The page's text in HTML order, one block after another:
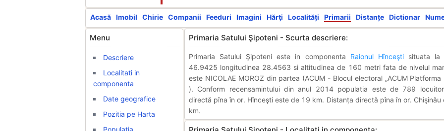
Acasă Imobil Chirie Companii Feeduri Imagini Hărţi Localități Primarii Distanțe Dictionar
Menu
Descriere
Localitati in
componenta
Date geografice
Pozitia pe Harta
Populatia
Primaria Satului Şipoteni - Scurta descriere:
Primaria Satului Şipoteni este in componenta Raionul Hînceştisituata la
46.9425 longitudinea 28.4563 si altitudinea de 160 metri fata de nivelul
este NICOLAE MOROZ din partea (ACUM - Blocul electoral „ACUM Platforma
). Conform recensamintului din anul 2014 populatia este de 789
directă pîna în or. Hînceşti este de 19 km. Distanța directă pîna în or. Chişinău
km.